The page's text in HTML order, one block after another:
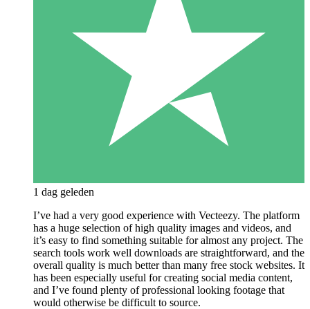
1 dag geleden
I’ve had a very good experience with Vecteezy. The platform
has a huge selection of high quality images and videos, and
it’s easy to find something suitable for almost any project. The
search tools work well downloads are straightforward, and the
overall quality is much better than many free stock websites. It
has been especially useful for creating social media content,
and I’ve found plenty of professional looking footage that
would otherwise be difficult to source.